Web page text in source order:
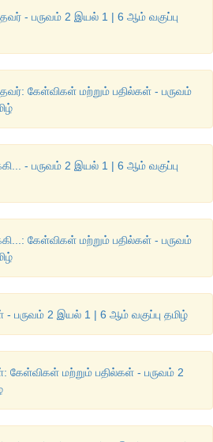
விரும்புவான்.
எழுத்து இல்லாதவர்
ஒழுக்கம்.
,கற்றபின் அதுவே இனிப்பு.
- பருவம் 2 இயல் 1 | 6 ஆம் வகுப்பு
கேள்விகள் மற்றும் பதில்கள் - பருவம்
- பருவம் 2 இயல் 1 | 6 ஆம் வகுப்பு
கேள்விகள் மற்றும் பதில்கள் - பருவம்
2 இயல் 1 | 6 ஆம் வகுப்பு தமிழ்
மற்றும் பதில்கள் - பருவம் 2